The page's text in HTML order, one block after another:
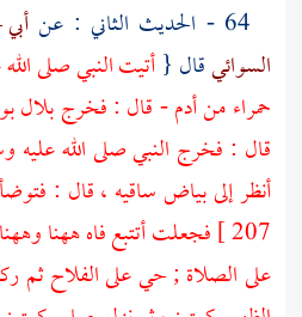
السوائيقال {أتيت النبي صلى
حمراء من أدم - قال : فخرجبلال
قال : فخرج النبي صلى الله عليه
أنظر إلى بياض ساقيه ، قال :
207 ] فجعلت أتتبع فاه ههنا
على الصلاة ; حي على الفلاح ثم